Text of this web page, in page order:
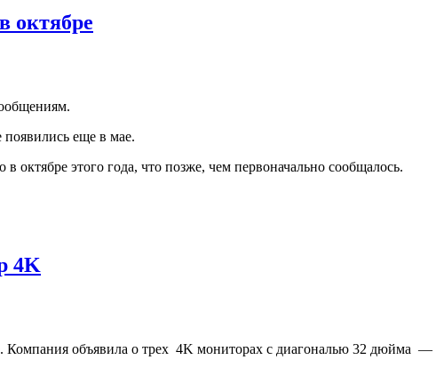
октябре
еще в мае.
октябре этого года, что позже, чем первоначально сообщалось.
4K
Компания объявила о трех 4K мониторах с диагональю 32